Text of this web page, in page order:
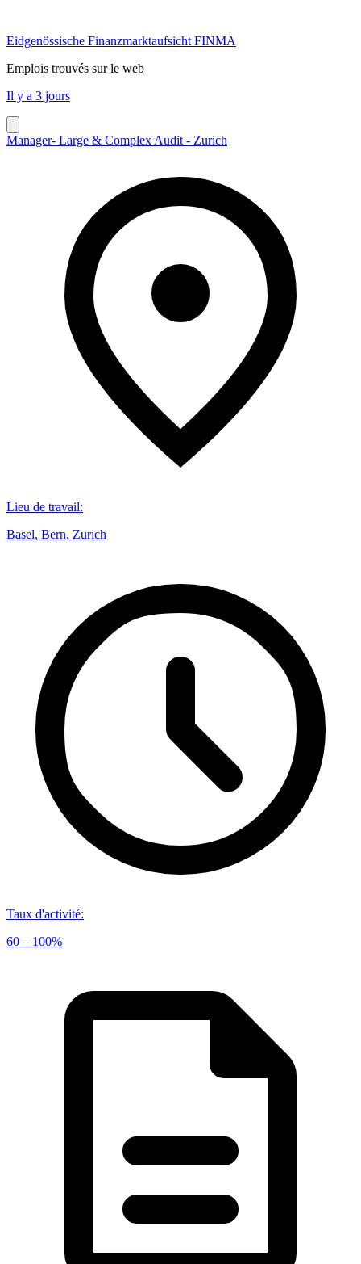
Eidgenössische Finanzmarktaufsicht FINMA
Emplois trouvés sur le web
Il y a 3 jours
Manager- Large & Complex Audit - Zurich
Lieu de travail:
Basel, Bern, Zurich
Taux d'activité:
60 – 100%